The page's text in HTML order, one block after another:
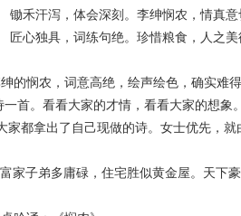
体会深刻。李绅悯农，情真意
词练句绝。珍惜粮食，人之美
悯农，词意高绝，绘声绘色，确实难
一首。看看大家的才情，看看大家的想
家都拿出了自己现做的诗。女士优先，就
庸碌，住宅胜似黄金屋。天下豪门